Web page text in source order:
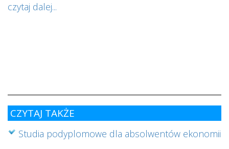
czytaj dalej...
CZYTAJ TAKŻE
Studia podyplomowe dla absolwentów ekonomii